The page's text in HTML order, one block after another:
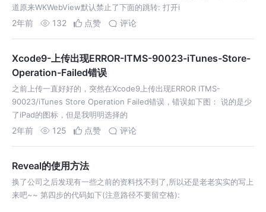
道原来WKWebView默认禁止了下面的跳转: 打开i
2年前 132 点赞 评论
Xcode9-上传出现ERROR-ITMS-90023-iTunes-Store-
Operation-Failed错误
之前上传一直好好的，突然在Xcode9上传出现ERROR ITMS-
90023/iTunes Store Operation Failed错误，错误如下图： 说的是少
了iPad的图标，但是我明明选择的
2年前 125 点赞 评论
Reveal的使用方法
换了公司之后发现有一些之前的资料找不到了,所以还是老老实实的写上
来吧~~ 第四步的代码如下(注意路径不要留空格):